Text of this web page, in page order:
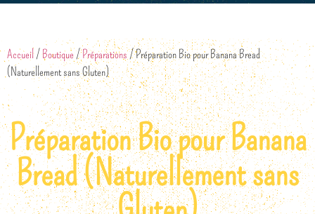
Accueil/Boutique/Préparations/ Préparation Bio pour Banana Bread
(Naturellement sans Gluten)
Préparation Bio pour Banana
Bread (Naturellement sans